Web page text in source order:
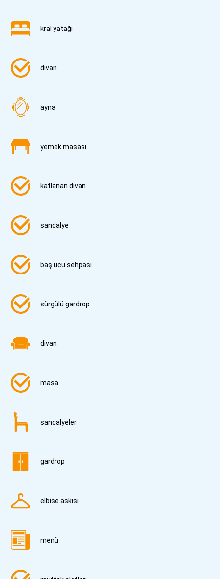
kral yatağı
divan
ayna
yemek masası
katlanan divan
sandalye
baş ucu sehpası
sürgülü gardrop
divan
masa
sandalyeler
gardrop
elbise askısı
menü